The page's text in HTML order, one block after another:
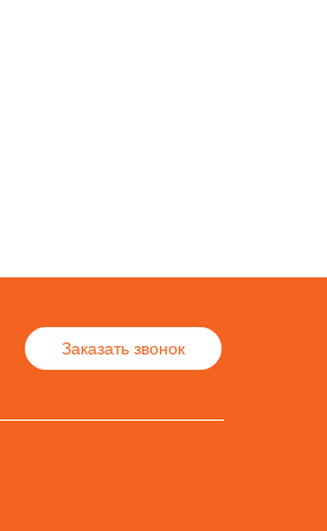
Заказать звонок